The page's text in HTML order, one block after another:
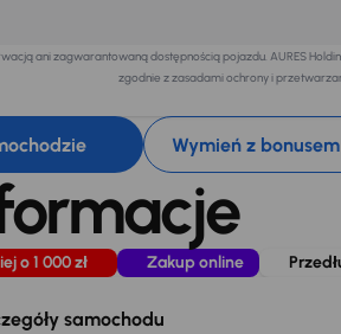
ani zagwarantowaną dostępnością pojazdu. AURES
zgodnie z zasadami ochrony i
Wymień z
o 1 000 zł Zakup online
samochodu